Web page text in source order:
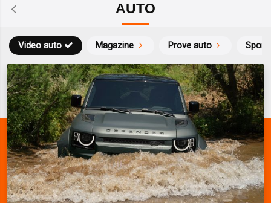
AUTO
Magazine Prove auto
Video auto Sport